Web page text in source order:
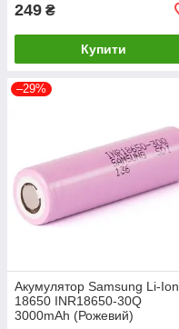
249 ₴
Купити
–29%
Акумулятор Samsung Li-Ion
18650 INR18650-30Q
3000mAh (Рожевий)